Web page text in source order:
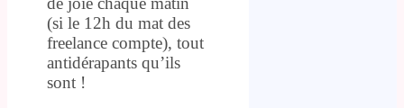
(si le 12h du mat des
freelance compte), tout
antidérapants qu’ils
sont !